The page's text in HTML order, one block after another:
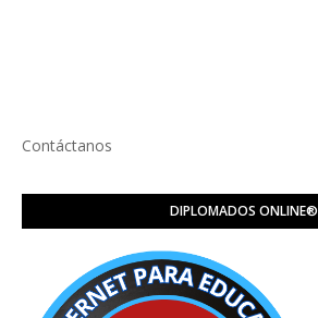
Contáctanos
DIPLOMADOS ONLINE®️